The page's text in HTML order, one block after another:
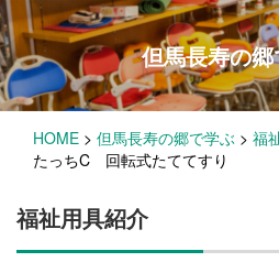
学 ぶ(健康福祉)
泊まる(宿泊)
施設・料金
但馬長寿の郷
HOME > 但馬長寿の郷で学ぶ > 福
たっちC 回転式たててすり
福祉用具紹介